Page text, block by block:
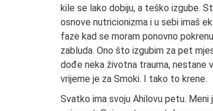
kile se lako dobiju, a teško izgube.
osnove nutricionizma i u sebi imaš
faze kad se moram ponovno
zabluda. Ono što izgubim za pet
dođe neka životna trauma, nestane
vrijeme je za Smoki. I tako to krene.
Svatko ima svoju Ahilovu petu.